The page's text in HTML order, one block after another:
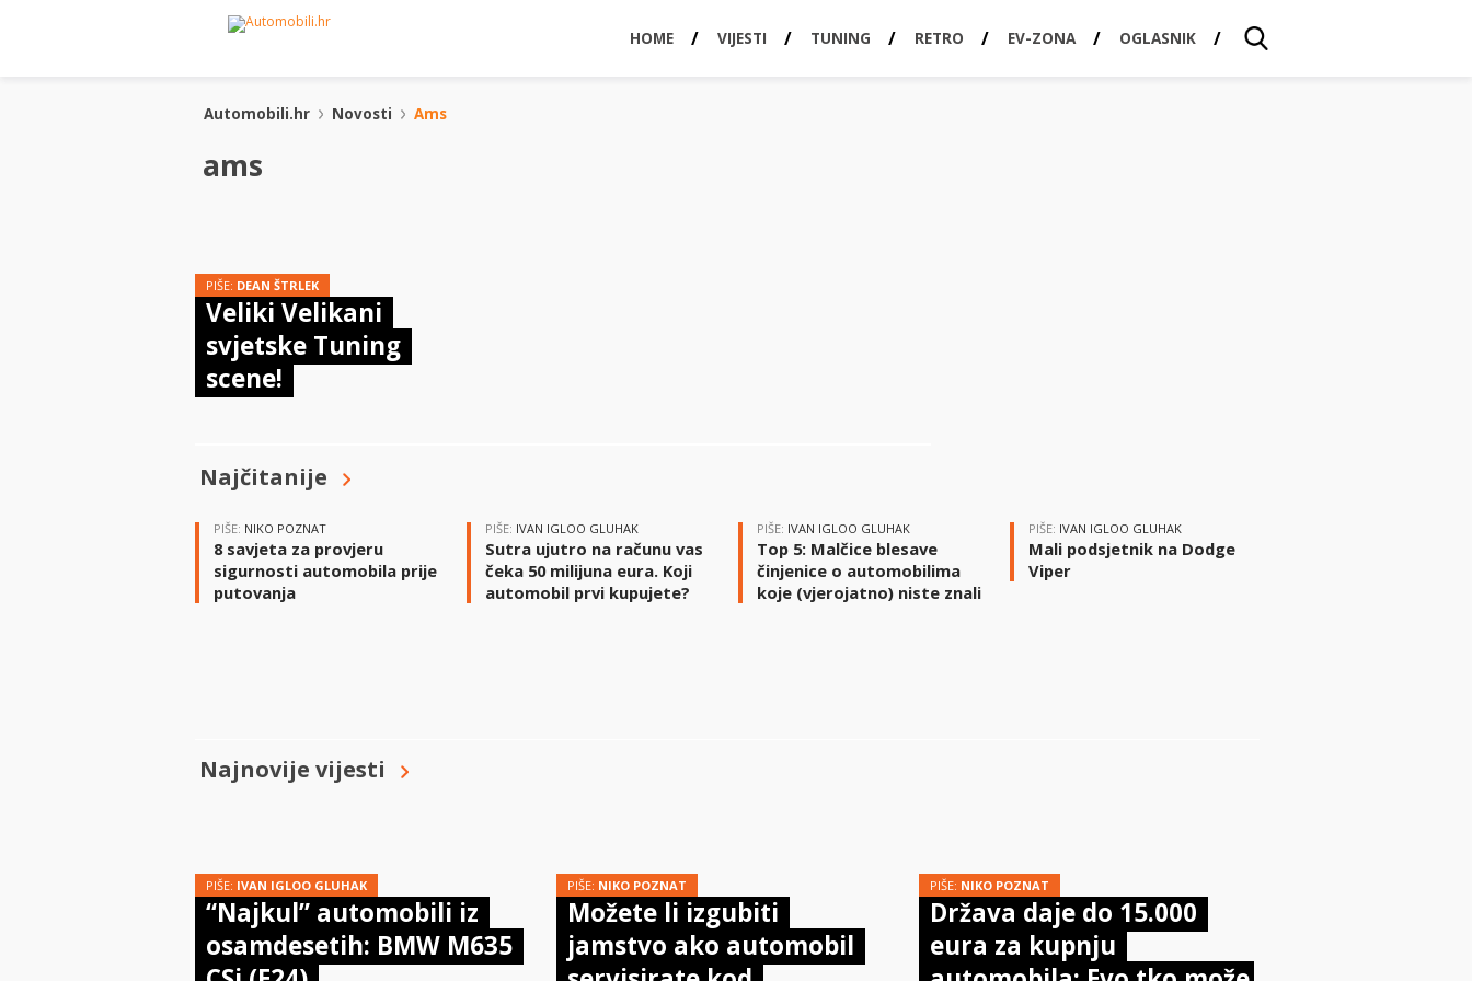
HOME VIJESTI TUNING RETRO EV-ZONA OGLASNIK
Automobili.hr Novosti Ams
ams
PIŠE: DEAN ŠTRLEK
Veliki Velikani
svjetske Tuning
scene!
Najčitanije
PIŠE: NIKO POZNAT
8 savjeta za provjeru
sigurnosti automobila prije
putovanja
PIŠE: IVAN IGLOO GLUHAK
Sutra ujutro na računu vas
čeka 50 milijuna eura. Koji
automobil prvi kupujete?
PIŠE: IVAN IGLOO GLUHAK
Top 5: Malčice blesave
činjenice o automobilima
koje (vjerojatno) niste znali
PIŠE: IVAN IGLOO GLUHAK
Mali podsjetnik na Dodge
Viper
Najnovije vijesti
PIŠE: IVAN IGLOO GLUHAK
“Najkul” automobili iz
osamdesetih: BMW M635
PIŠE: NIKO POZNAT
Možete li izgubiti
jamstvo ako automobil
PIŠE: NIKO POZNAT
Država daje do 15.000
eura za kupnju